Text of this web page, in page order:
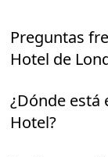
Preguntas
Hotel de
¿Dónde está
Hotel?